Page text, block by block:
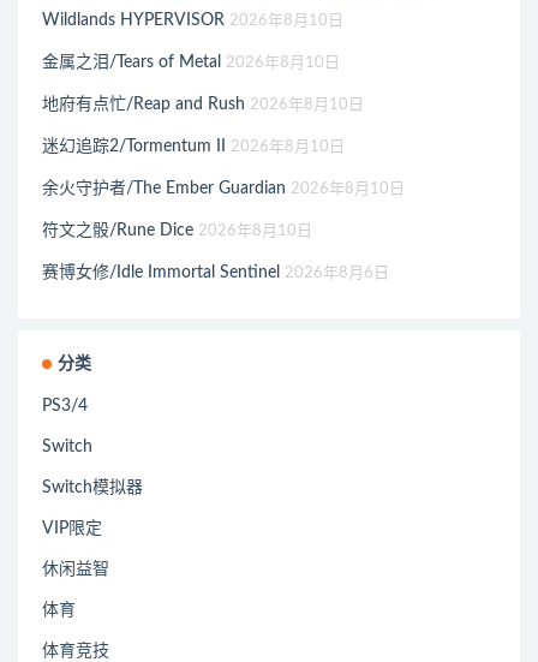
Wildlands HYPERVISOR 2026年8月10日
金属之泪/Tears of Metal 2026年8月10日
地府有点忙/Reap and Rush 2026年8月10日
迷幻追踪2/Tormentum II 2026年8月10日
余火守护者/The Ember Guardian 2026年8月10日
符文之骰/Rune Dice 2026年8月10日
赛博女修/Idle Immortal Sentinel 2026年8月6日
分类
PS3/4
Switch
Switch模拟器
VIP限定
休闲益智
体育
体育竞技